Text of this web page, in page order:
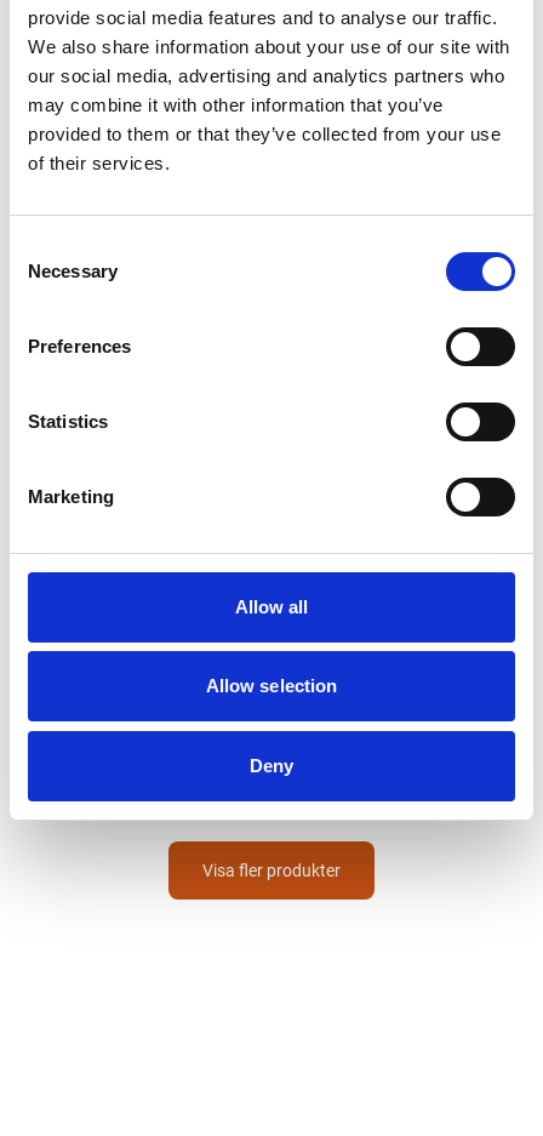
provide social media features and to analyse our traffic.
We also share information about your use of our site with
our social media, advertising and analytics partners who
may combine it with other information that you’ve
provided to them or that they’ve collected from your use
of their services.
Selection
Necessary
Preferences
Statistics
Marketing
Allow all
Allow selection
Deny
SILVER 400ML
HAMMARLACK SPRAY
SVART 400ML
Visa fler produkter